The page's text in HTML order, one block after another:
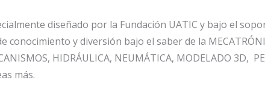
diseñado por la Fundación UATIC y bajo el
y diversión bajo el saber de la
HIDRÁULICA, NEUMÁTICA, MODELADO 3D,
más.